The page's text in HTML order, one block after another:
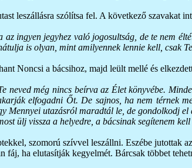
leszállásra szólítsa fel. A következő szavakat
ingyen jegyhez való jogosultság, de te nem
is olyan, mint amilyennek lennie kell, csak
Noncsi a bácsihoz, majd leült mellé és
neved még nincs beírva az Élet könyvébe.
elfogadni Őt. De sajnos, ha nem térnek
Mennyei utazásról maradtál le, de gondolkodj
ülj vissza a helyedre, a bácsinak segítenem
szomorú szívvel leszállni. Eszébe jutottak
ha elutasítják kegyelmét. Bárcsak többet